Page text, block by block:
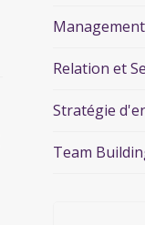
Management
Relation et
Stratégie
Team